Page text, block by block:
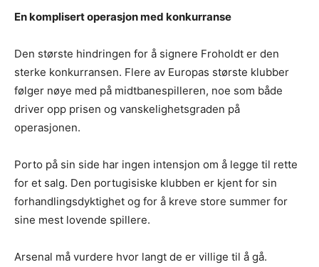
En komplisert operasjon med konkurranse
Den største hindringen for å signere Froholdt er den
sterke konkurransen. Flere av Europas største klubber
følger nøye med på midtbanespilleren, noe som både
driver opp prisen og vanskelighetsgraden på
operasjonen.
Porto på sin side har ingen intensjon om å legge til rette
for et salg. Den portugisiske klubben er kjent for sin
forhandlingsdyktighet og for å kreve store summer for
sine mest lovende spillere.
Arsenal må vurdere hvor langt de er villige til å gå.